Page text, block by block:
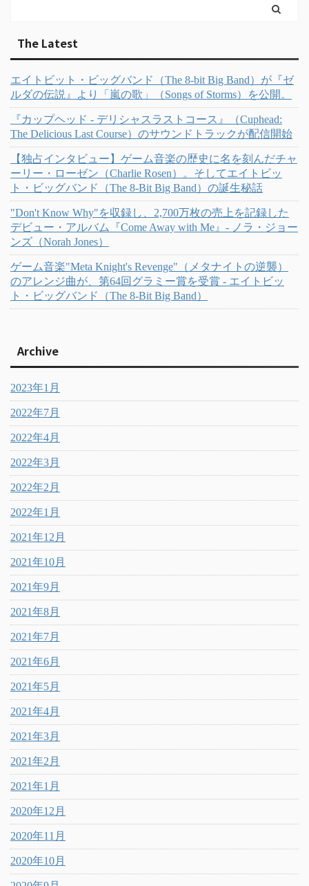
The Latest
エイトビット・ビッグバンド（The 8-bit Big Band）が『ゼ
ルダの伝説』より「嵐の歌」（Songs of Storms）を公開。
『カップヘッド - デリシャスラストコース』（Cuphead:
The Delicious Last Course）のサウンドトラックが配信開始
【独占インタビュー】ゲーム音楽の歴史に名を刻んだチャ
ーリー・ローゼン（Charlie Rosen）。そしてエイトビッ
ト・ビッグバンド（The 8-Bit Big Band）の誕生秘話
"Don't Know Why"を収録し、2,700万枚の売上を記録した
デビュー・アルバム『Come Away with Me』- ノラ・ジョー
ンズ（Norah Jones）
ゲーム音楽"Meta Knight's Revenge"（メタナイトの逆襲）
のアレンジ曲が、第64回グラミー賞を受賞 - エイトビッ
ト・ビッグバンド（The 8-Bit Big Band）
Archive
2023年1月
2022年7月
2022年4月
2022年3月
2022年2月
2022年1月
2021年12月
2021年10月
2021年9月
2021年8月
2021年7月
2021年6月
2021年5月
2021年4月
2021年3月
2021年2月
2021年1月
2020年12月
2020年11月
2020年10月